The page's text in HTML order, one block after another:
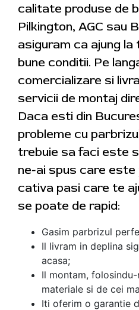
calitate produse de
Pilkington, AGC sau
asiguram ca ajung la
bune conditii. Pe
comercializare si
servicii de montaj
Daca esti din
probleme cu
trebuie sa faci este
ne-ai spus care este
cativa pasi care te
se poate de rapid:
Gasim parbrizul
Il livram in deplina
acasa;
Il montam,
materiale si de cei
Iti oferim o garantie